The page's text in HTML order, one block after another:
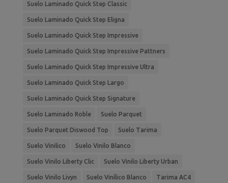
Suelo Laminado Quick Step Classic
Suelo Laminado Quick Step Eligna
Suelo Laminado Quick Step Impressive
Suelo Laminado Quick Step Impressive Pattners
Suelo Laminado Quick Step Impressive Ultra
Suelo Laminado Quick Step Largo
Suelo Laminado Quick Step Signature
Suelo Laminado Roble Suelo Parquet
Suelo Parquet Diswood Top Suelo Tarima
Suelo Vinilico Suelo Vinilo Blanco
Suelo Vinilo Liberty Clic Suelo Vinilo Liberty Urban
Suelo Vinilo Livyn Suelo Vinílico Blanco Tarima AC4